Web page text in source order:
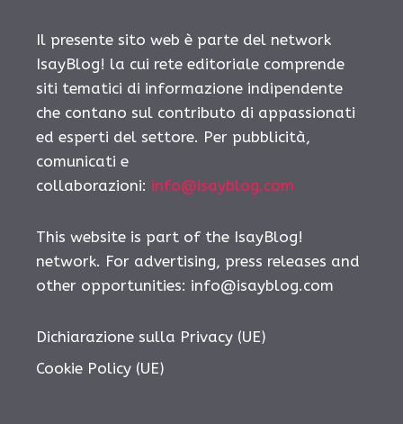
Il presente sito web è parte del network
IsayBlog! la cui rete editoriale comprende
siti tematici di informazione indipendente
che contano sul contributo di appassionati
ed esperti del settore. Per pubblicità,
comunicati e
collaborazioni: info@isayblog.com
This website is part of the IsayBlog!
network. For advertising, press releases and
other opportunities: info@isayblog.com
Dichiarazione sulla Privacy (UE)
Cookie Policy (UE)